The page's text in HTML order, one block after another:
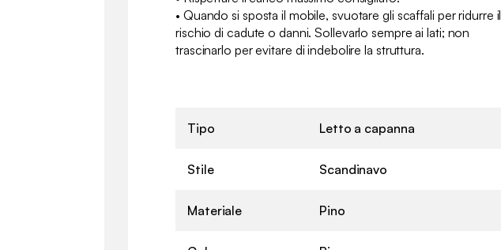
• Quando si sposta il mobile, svuotare gli scaffali per ridurre il
rischio di cadute o danni. Sollevarlo sempre ai lati; non
trascinarlo per evitare di indebolire la struttura.
Tipo Letto a capanna
Stile Scandinavo
Materiale Pino